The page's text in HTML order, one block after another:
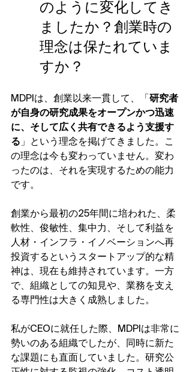
のように変化してき
ましたか？創業時の
理念は保たれていま
すか？
MDPIは、創業以来一貫して、「 研究者
が自身の研究成果をオープンかつ迅速
に、そして広く共有できるよう支援す
る」という理念を掲げてきました。こ
の理念は今も変わっていません。変わ
ったのは、それを実現するための能力
です。
創業から最初の25年間に培われた、柔
軟性、俊敏性、集中力、そして利益を
人材・インフラ・イノベーションへ再
投資するというスタートアップ的な精
神は、現在も維持されています。一方
で、組織としての知見や、業務を支え
る専門性は大きく成熟しました。
私がCEOに就任した際、MDPIは非常に
勢いのある組織でしたが、同時に新た
な課題にも直面していました。研究公